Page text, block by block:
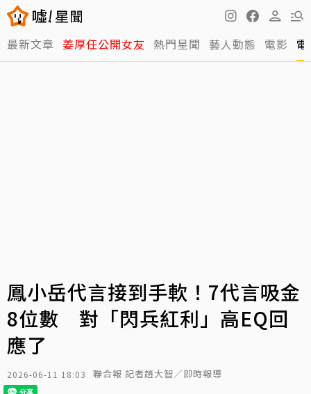
最新文章 姜厚任公開女友 熱門星聞 藝人動態 電影
鳳小岳代言接到手軟！7代言吸金
8位數 對「閃兵紅利」高EQ回
應了
2026-06-11 18:03 聯合報 記者趙大智／即時報導